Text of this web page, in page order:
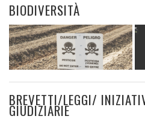
BIODIVERSITÀ
BREVETTI/LEGGI/
GIUDIZIARIE